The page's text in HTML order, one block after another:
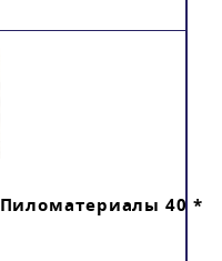
Пиломатериалы 40 *